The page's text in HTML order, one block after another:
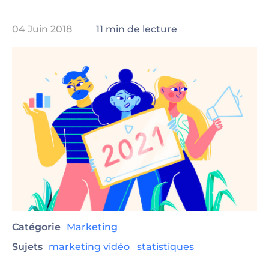
04 Juin 2018 11 min de lecture
Catégorie Marketing
Sujets marketing vidéo statistiques